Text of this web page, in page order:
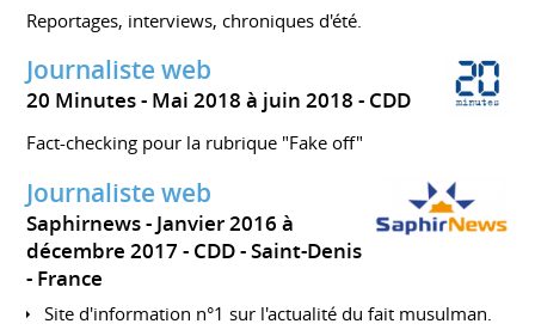
Reportages, interviews, chroniques d'été.
Journaliste web
20 Minutes Mai 2018 à juin 2018 CDD
Fact-checking pour la rubrique "Fake off"
Journaliste web
Saphirnews
Janvier 2016 à
décembre 2017 CDD
Saint-Denis
France
Site d'information n°1 sur l'actualité du fait musulman.